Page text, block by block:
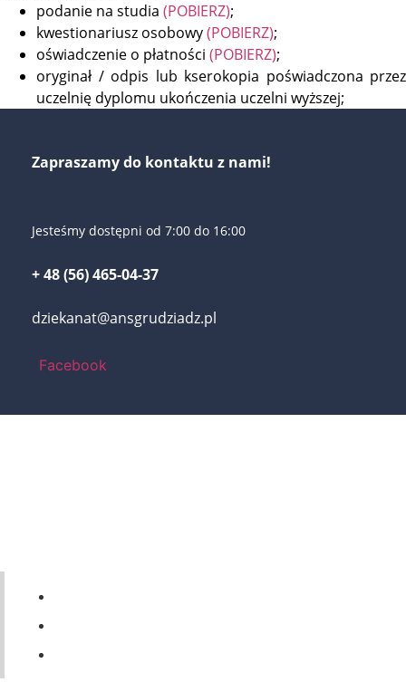
podanie na studia (POBIERZ);
kwestionariusz osobowy(POBIERZ);
oświadczenie o płatności (POBIERZ);
oryginał / odpis lub kserokopia poświadczona przez
uczelnię dyplomu ukończenia uczelni wyższej;
Zapraszamy do kontaktu z nami!
Jesteśmy dostępni od 7:00 do 16:00
+ 48 (56) 465-04-37
dziekanat@ansgrudziadz.pl
Facebook